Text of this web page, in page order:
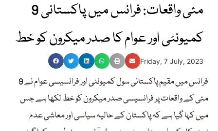
9 مئی واقعات: فرانس میں پاکستانی
کمیونٹی اور عوام کا صدر میکرون کو خط
Friday, 7 July, 2023
فرانس میں مقیم پاکستانی سول کمیونٹی اور فرانسیسی عوام نے 9
مئی کے واقعات پر فرانسیسی صدر میکرون کو خط لکھا ہے جس
میں کہا گیا ہے کہ پاکستان کے حالیہ سیاسی اور معاشی عدم